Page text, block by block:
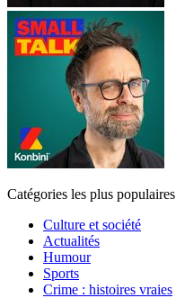
Catégories les plus populaires
Culture et société
Actualités
Humour
Sports
Crime : histoires vraies